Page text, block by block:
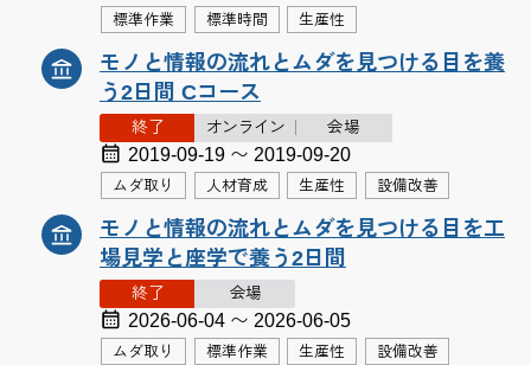
標準作業 標準時間 生産性
モノと情報の流れとムダを見つける目を養
う2日間 Cコース
終了 オンライン 会場
2019-09-19 〜 2019-09-20
ムダ取り 人材育成 生産性 設備改善
モノと情報の流れとムダを見つける目を工
場見学と座学で養う2日間
終了 会場
2026-06-04 〜 2026-06-05
ムダ取り 標準作業 生産性 設備改善